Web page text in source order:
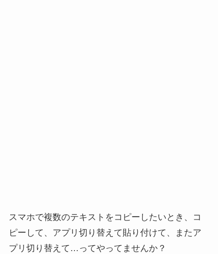
スマホで複数のテキストをコピーしたいとき、コ
ピーして、アプリ切り替えて貼り付けて、またア
プリ切り替えて…ってやってませんか？